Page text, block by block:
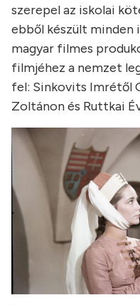
szerepel az iskolai
ebből készült minden
magyar filmes
filmjéhez a nemzet
fel: Sinkovits Imrétől
Zoltánon és Ruttkai